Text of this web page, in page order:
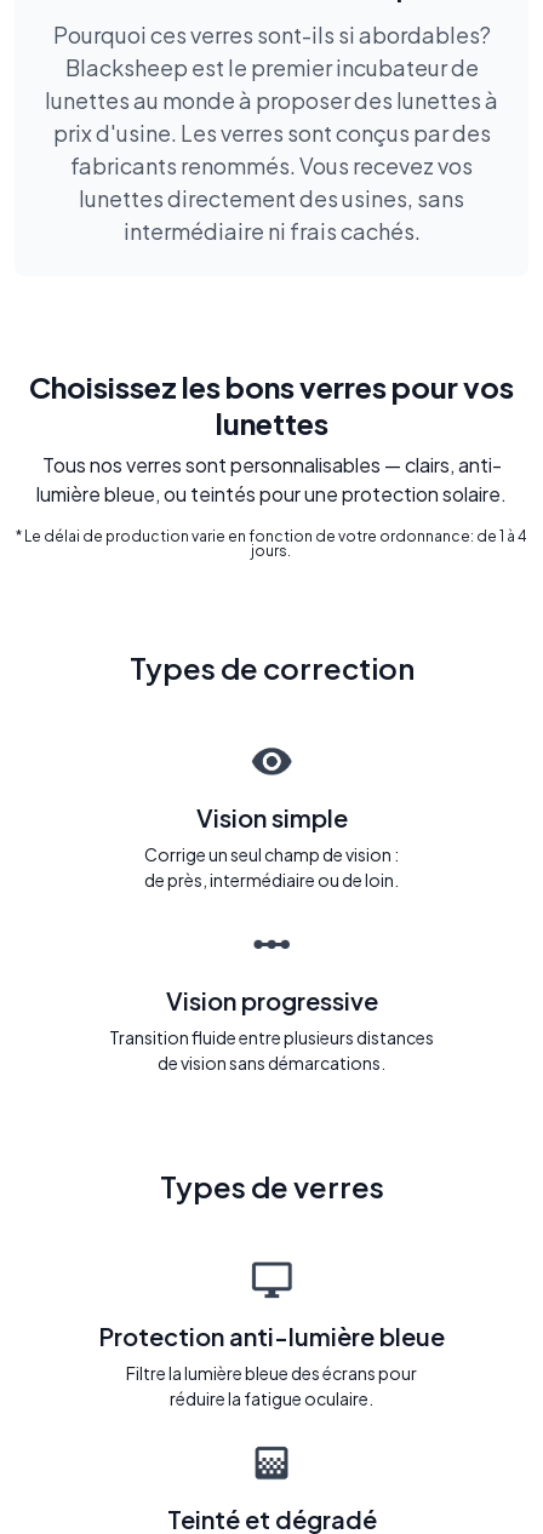
Pourquoi ces verres sont-ils si abordables?
Blacksheep est le premier incubateur de
lunettes au monde à proposer des lunettes à
prix d'usine. Les verres sont conçus par des
fabricants renommés. Vous recevez vos
lunettes directement des usines, sans
intermédiaire ni frais cachés.
Choisissez les bons verres pour vos
lunettes
Tous nos verres sont personnalisables — clairs, anti-
lumière bleue, ou teintés pour une protection solaire.
* Le délai de production varie en fonction de votre ordonnance: de 1 à 4
jours.
Types de correction
Vision simple
Corrige un seul champ de vision :
de près, intermédiaire ou de loin.
Vision progressive
Transition fluide entre plusieurs distances
de vision sans démarcations.
Types de verres
Protection anti-lumière bleue
Filtre la lumière bleue des écrans pour
réduire la fatigue oculaire.
Teinté et dégradé